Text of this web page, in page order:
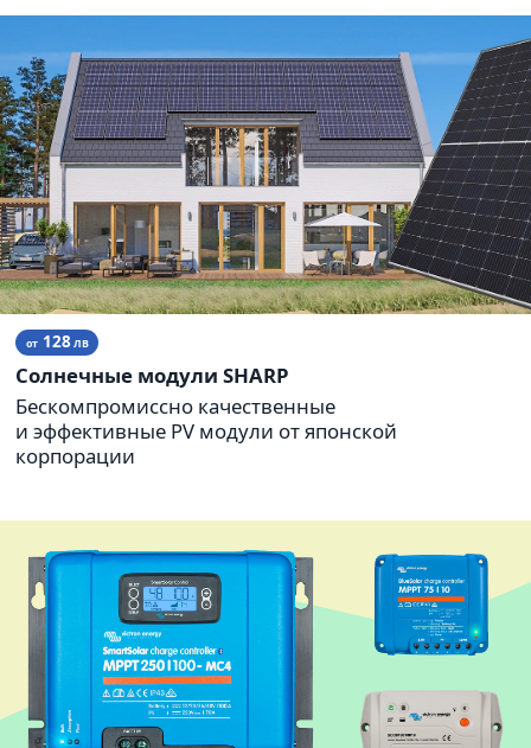
от128ЛВ
Солнечные модули SHARP
Бескомпромиссно качественные
и эффективные PV модули от японской
корпорации